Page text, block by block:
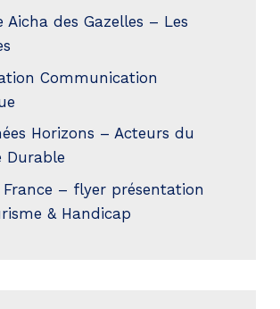
Aicha des Gazelles – Les
Communication
Horizons – Acteurs du
Durable
– flyer présentation
& Handicap